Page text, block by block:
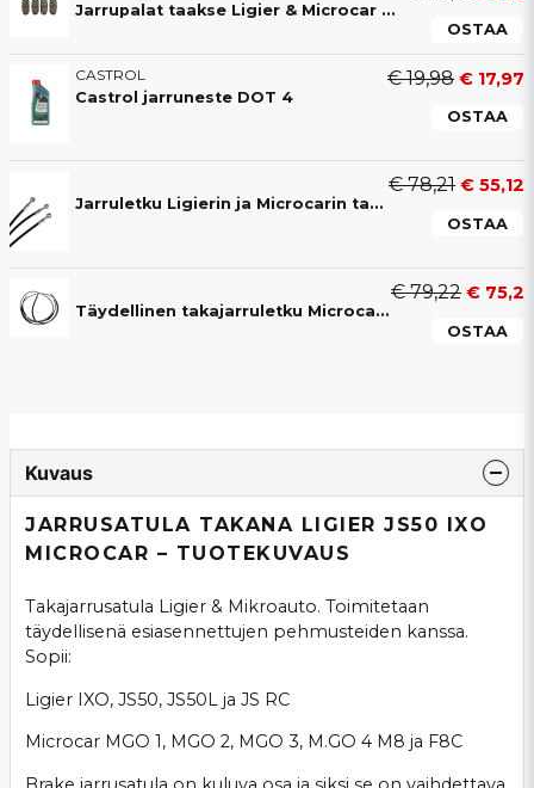
Jarrupalat taakse Ligier & Microcar mopoautoihin
OSTAA
CASTROL
Castrol jarruneste DOT 4
€ 19,98 € 17,97
OSTAA
Jarruletku Ligierin ja Microcarin takana
€ 78,21 € 55,12
OSTAA
Täydellinen takajarruletku Microcar MGO-, Due- ja M8-malleihin
€ 79,22 € 75,2
OSTAA
Kuvaus
JARRUSATULA TAKANA LIGIER JS50 IXO
MICROCAR – TUOTEKUVAUS
Takajarrusatula Ligier & Mikroauto. Toimitetaan
täydellisenä esiasennettujen pehmusteiden kanssa.
Sopii:
Ligier IXO, JS50, JS50L ja JS RC
Microcar MGO 1, MGO 2, MGO 3, M.GO 4 M8 ja F8C